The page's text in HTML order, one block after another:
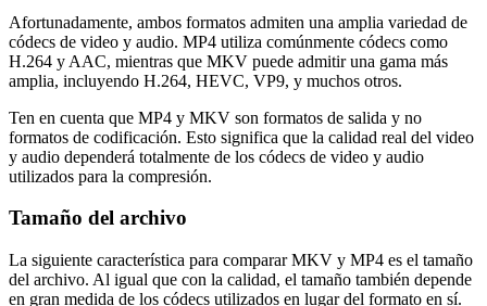
Afortunadamente, ambos formatos admiten una amplia variedad de
códecs de video y audio. MP4 utiliza comúnmente códecs como
H.264 y AAC, mientras que MKV puede admitir una gama más
amplia, incluyendo H.264, HEVC, VP9, y muchos otros.
Ten en cuenta que MP4 y MKV son formatos de salida y no
formatos de codificación. Esto significa que la calidad real del video
y audio dependerá totalmente de los códecs de video y audio
utilizados para la compresión.
Tamaño del archivo
La siguiente característica para comparar MKV y MP4 es el tamaño
del archivo. Al igual que con la calidad, el tamaño también depende
en gran medida de los códecs utilizados en lugar del formato en sí.